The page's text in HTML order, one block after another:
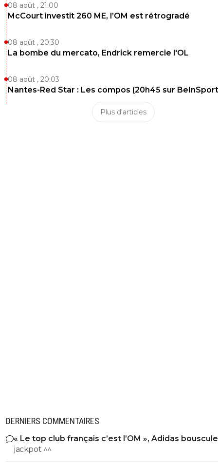
08 août , 21:00
McCourt investit 260 ME, l’OM est rétrogradé
08 août , 20:30
La bombe du mercato, Endrick remercie l'OL
08 août , 20:03
Nantes-Red Star : Les compos (20h45 sur
Plus d'articles
DERNIERS COMMENTAIRES
« Le top club français c’est l’OM », Adidas
PSG
jackpot ^^